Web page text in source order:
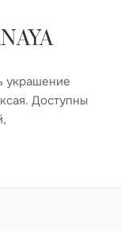
украшение
Доступны